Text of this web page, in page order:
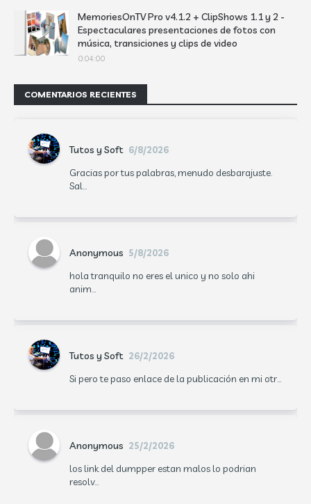
MemoriesOnTV Pro v4.1.2 + ClipShows 1.1 y 2 -
Espectaculares presentaciones de fotos con
música, transiciones y clips de video
0:04:00
COMENTARIOS RECIENTES
Tutos y Soft 6/8/2026
Gracias por tus palabras, menudo desbarajuste.
Sal...
Anonymous 5/8/2026
hola tranquilo no eres el unico y no solo ahi
anim...
Tutos y Soft 26/2/2026
Si pero te paso enlace de la publicación en mi otr...
Anonymous 25/2/2026
los link del dumpper estan malos lo podrian
resolv...